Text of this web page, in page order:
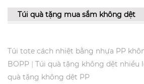
Túi quà tặng mua sắm không dệt
Túi tote cách nhiệt bằng nhựa PP
BOPP | Túi quà tặng không dệt nhiều
quà tặng không dệt PP